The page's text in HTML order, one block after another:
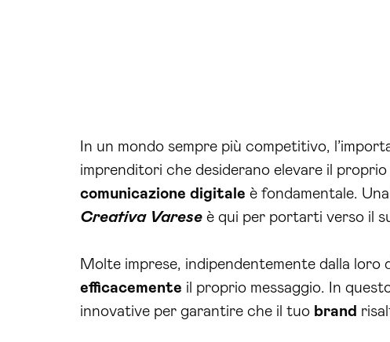
In un mondo sempre più competitivo,
imprenditori che desiderano elevare il
comunicazione digitale è fondamentale.
Creativa Varese è qui per portarti verso il
Molte imprese, indipendentemente dalla
efficacemente il proprio messaggio. In
innovative per garantire che il tuo brand